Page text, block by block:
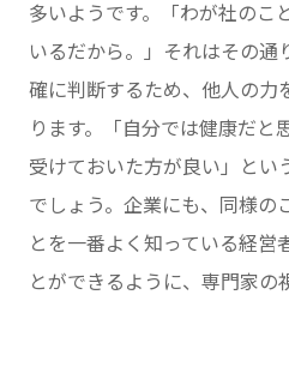
多いようです。「わが社のこ
いるだから。」それはその通
確に判断するため、他人の力
ります。「自分では健康だと
受けておいた方が良い」とい
でしょう。企業にも、同様の
とを一番よく知っている経営
とができるように、専門家の